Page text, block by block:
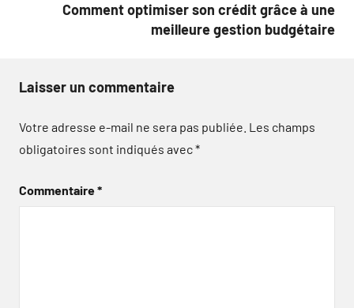
Comment optimiser son crédit grâce à une
meilleure gestion budgétaire
Laisser un commentaire
Votre adresse e-mail ne sera pas publiée. Les champs
obligatoires sont indiqués avec*
Commentaire*